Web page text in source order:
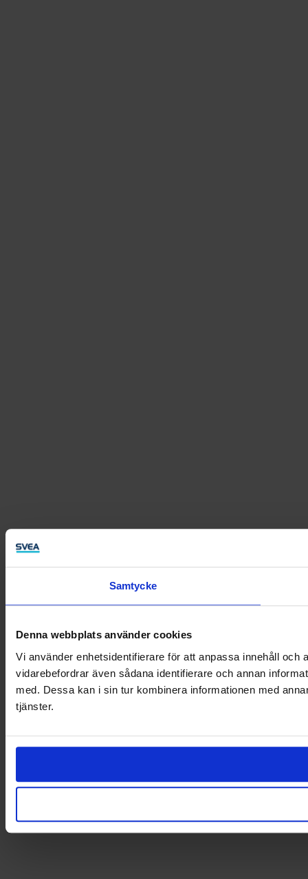
Samtycke
Denna webbplats använder cookies
Vi använder enhetsidentifierare för att anpassa innehåll
vidarebefordrar även sådana identifierare och annan
med. Dessa kan i sin tur kombinera informationen med
tjänster.